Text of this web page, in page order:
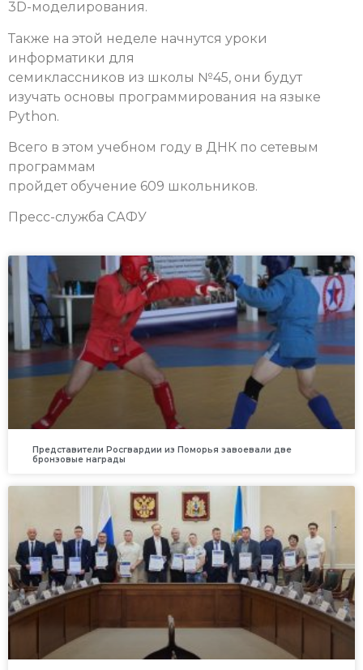
3D-моделирования.
Также на этой неделе начнутся уроки
информатики для
семиклассников из школы №45, они будут
изучать основы программирования на языке
Python.
Всего в этом учебном году в ДНК по сетевым
программам
пройдет обучение 609 школьников.
Пресс-служба САФУ
Представители Росгвардии из Поморья завоевали две
бронзовые награды